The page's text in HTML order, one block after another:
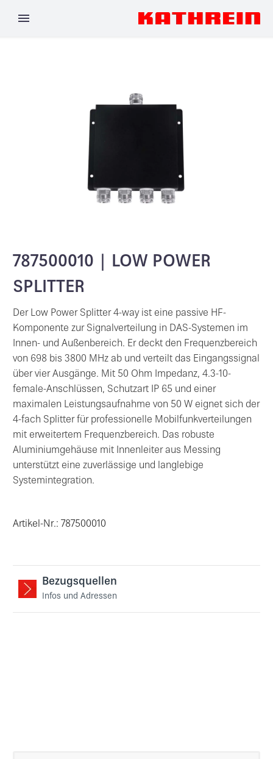
787500010 | LOW POWER
SPLITTER
Der Low Power Splitter 4-way ist eine passive HF-
Komponente zur Signalverteilung in DAS-Systemen im
Innen- und Außenbereich. Er deckt den Frequenzbereich
von 698 bis 3800 MHz ab und verteilt das Eingangssignal
über vier Ausgänge. Mit 50 Ohm Impedanz, 4.3-10-
female-Anschlüssen, Schutzart IP 65 und einer
maximalen Leistungsaufnahme von 50 W eignet sich der
4-fach Splitter für professionelle Mobilfunkverteilungen
mit erweitertem Frequenzbereich. Das robuste
Aluminiumgehäuse mit Innenleiter aus Messing
unterstützt eine zuverlässige und langlebige
Systemintegration.
Artikel-Nr.: 787500010
Bezugsquellen
Infos und Adressen